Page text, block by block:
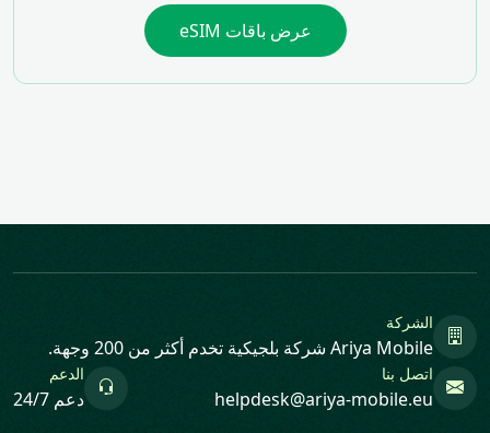
عرض باقات eSIM
الشركة
Ariya Mobile شركة بلجيكية تخدم أكثر من 200 وجهة.
اتصل بنا
helpdesk@ariya-mobile.eu
الدعم
دعم 24/7